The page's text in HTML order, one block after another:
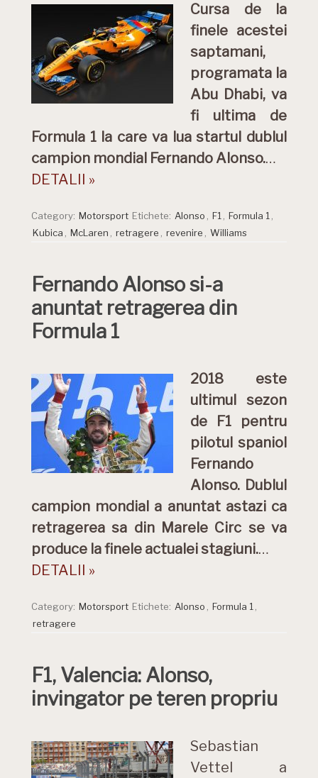
Cursa de la
finele acestei
saptamani,
programata la
Abu Dhabi, va
fi ultima de
Formula 1 la care va lua startul dublul
campion mondial Fernando Alonso.…
DETALII »
Category: Motorsport Etichete: Alonso F1 Formula 1
Kubica
McLaren retragere revenire Williams
Fernando Alonso si-a
anuntat retragerea din
Formula 1
2018 este
ultimul sezon
de F1 pentru
pilotul spaniol
Fernando
Alonso. Dublul
campion mondial a anuntat astazi ca
retragerea sa din Marele Circ se va
produce la finele actualei stagiuni.…
DETALII »
Category: Motorsport Etichete: Alonso Formula 1
retragere
F1, Valencia: Alonso,
invingator pe teren propriu
Sebastian
Vettel a